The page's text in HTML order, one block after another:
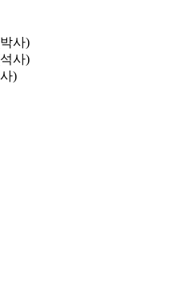
사)
사)
)